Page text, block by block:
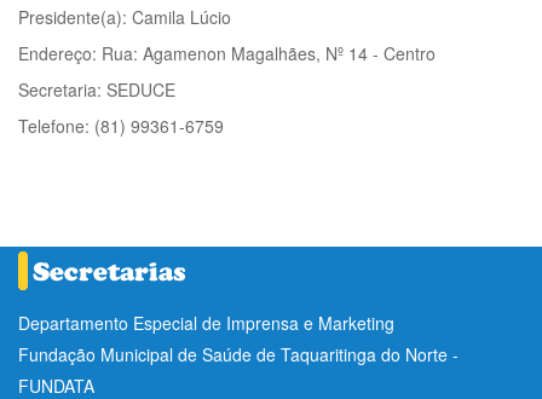
Presidente(a): Camila Lúcio
Endereço: Rua: Agamenon Magalhães, Nº 14 - Centro
Secretaria: SEDUCE
Telefone: (81) 99361-6759
Departamento Especial de Imprensa e Marketing
Fundação Municipal de Saúde de Taquaritinga do Norte -
FUNDATA